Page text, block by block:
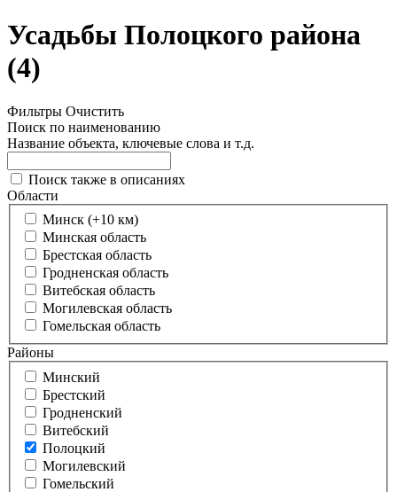
Усадьбы Полоцкого района
(4)
Фильтры Очистить
Поиск по наименованию
Название объекта, ключевые слова и т.д.
Поиск также в описаниях
Области
Минск (+10 км)
Минская область
Брестская область
Гродненская область
Витебская область
Могилевская область
Гомельская область
Районы
Минский
Брестский
Гродненский
Витебский
Полоцкий
Могилевский
Гомельский